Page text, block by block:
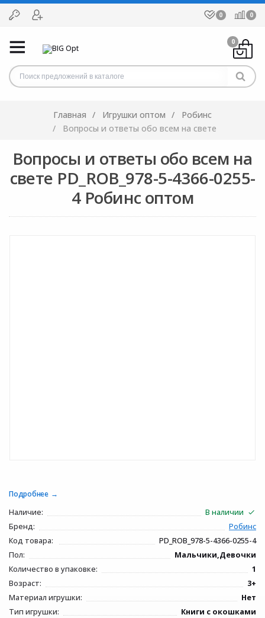
0 0
0
Главная Игрушки оптом
Робинс
Вопросы и ответы обо всем на свете
Вопросы и ответы обо всем на
свете PD_ROB_978-5-4366-0255-
4 Робинс оптом
Подробнее
Наличие:
В наличии
Бренд:
Робинс
Код товара:
PD_ROB_978-5-4366-0255-4
Пол:
Мальчики,Девочки
Количество в упаковке:
1
Возраст:
3+
Материал игрушки:
Нет
Тип игрушки:
Книги с окошками